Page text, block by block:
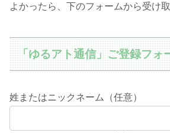
よかったら、下のフォームから受け
「ゆるアト通信」ご登録フォ
姓またはニックネーム（任意）